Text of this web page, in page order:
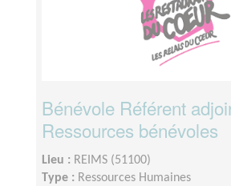
Bénévole Référent
Ressources bénévoles
Lieu : REIMS (51100)
Type : Ressources Humaines